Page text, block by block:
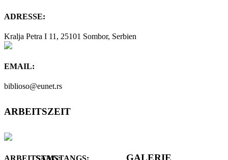
ADRESSE:
Kralja Petra I 11, 25101 Sombor, Serbien
EMAIL:
biblioso@eunet.rs
ARBEITSZEIT
ARBEITSTAG:SAMSTANGS: GALERIE